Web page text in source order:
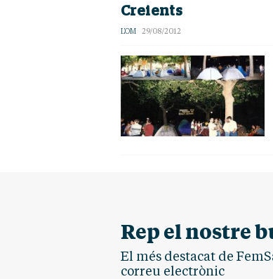
Creients
L'OM 29/08/2012
Rep el nostre
El més destacat de
correu electrònic